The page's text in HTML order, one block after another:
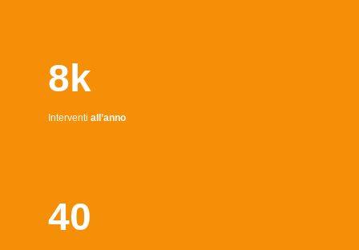
8k
Interventi all’anno
40